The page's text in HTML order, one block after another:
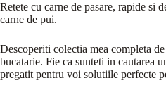
Retete cu carne de pasare, rapide si
carne de pui.
Descoperiti colectia mea completa de
bucatarie. Fie ca sunteti in cautarea
pregatit pentru voi solutiile perfecte